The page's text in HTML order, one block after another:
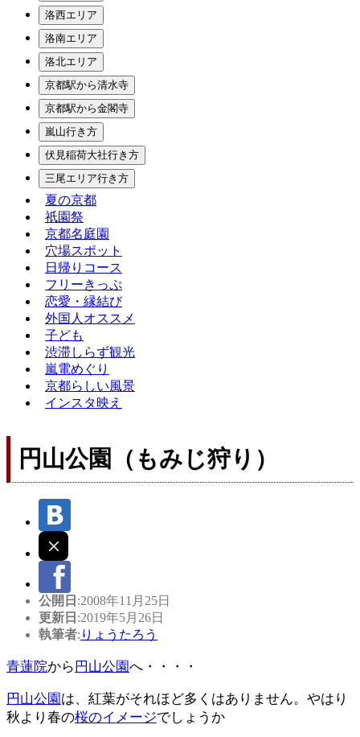
洛西エリア
洛南エリア
洛北エリア
京都駅から清水寺
京都駅から金閣寺
嵐山行き方
伏見稲荷大社行き方
三尾エリア行き方
夏の京都
祇園祭
京都名庭園
穴場スポット
日帰りコース
フリーきっぷ
恋愛・縁結び
外国人オススメ
子ども
渋滞しらず観光
嵐電めぐり
京都らしい風景
インスタ映え
円山公園（もみじ狩り）
公開日 :2008年11月25日
更新日 :2019年5月26日
執筆者: りょうたろう
青蓮院から 円山公園へ・・・・
円山公園 は、紅葉がそれほど多くはありません。やはり
秋より春の桜のイメージでしょうか